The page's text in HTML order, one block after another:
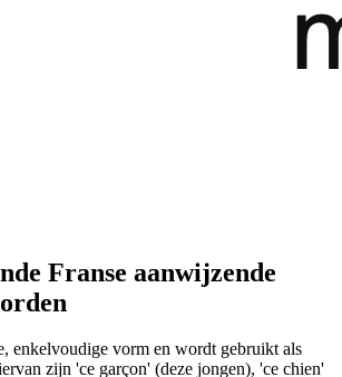
Franse aanwijzende
enkelvoudige vorm en wordt gebruikt als
zijn 'ce garçon' (deze jongen), 'ce chien'